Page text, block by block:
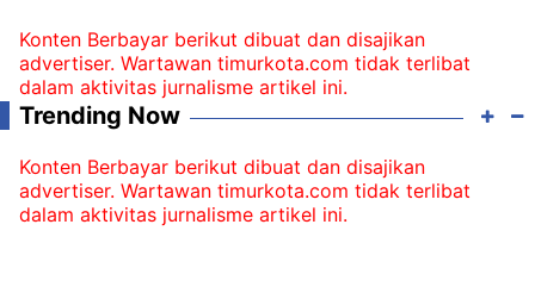
Konten Berbayar berikut dibuat dan disajikan
advertiser. Wartawan timurkota.com tidak terlibat
dalam aktivitas jurnalisme artikel ini.
Trending Now
Konten Berbayar berikut dibuat dan disajikan
advertiser. Wartawan timurkota.com tidak terlibat
dalam aktivitas jurnalisme artikel ini.